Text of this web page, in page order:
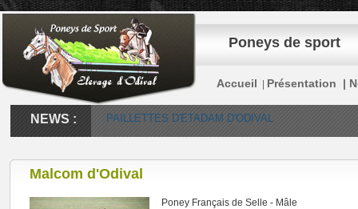
Poneys de sport
Accueil Présentation |
NEWS : PAILLETTES D'ETADAM D'ODIVAL
Malcom d'Odival
Poney Français de Selle - Mâle